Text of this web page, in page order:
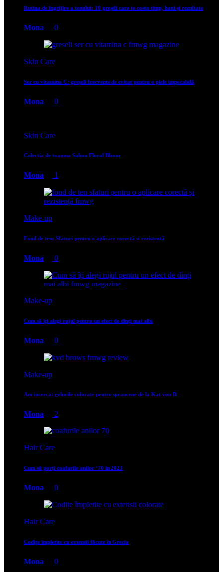
Rutina de îngrijire a tenului: 10 greșeli care te costa timp, bani și rezultate
Mona 0
Skin Care
Ser cu vitamina C: greșeli frecvente de evitat pentru o piele impecabilă
Mona 0
Skin Care
Colectia de toamna Sabon Floral Bloom
Mona 1
Make-up
Fond de ten: Sfaturi pentru o aplicare corectă și rezistență
Mona 0
Make-up
Cum să îți alegi rujul pentru un efect de dinți mai albi
Mona 0
Make-up
Am incercat gelurile colorate pentru sprancene de la Kat von D
Mona 2
Hair Care
Cum să porți coafurile anilor ‘70 în 2023
Mona 0
Hair Care
Codițe împletite cu extensii făcute în Grecia
Mona 0